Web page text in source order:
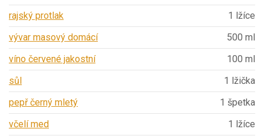
rajský protlak
1 lžíce
vývar masový domácí
500 ml
víno červené jakostní
100 ml
sůl
1 lžička
pepř černý mletý
1 špetka
včelí med
1 lžíce